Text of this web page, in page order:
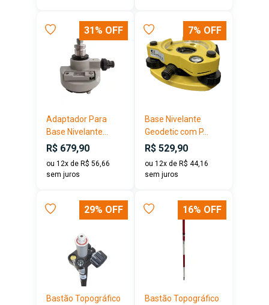
31% OFF
Adaptador Para
Base Nivelante...
R$ 679,90
ou 12x de R$ 56,66
sem juros
7% OFF
Base Nivelante
Geodetic com P...
R$ 529,90
ou 12x de R$ 44,16
sem juros
29% OFF
Bastão Topográfico
16% OFF
Bastão Topográfico